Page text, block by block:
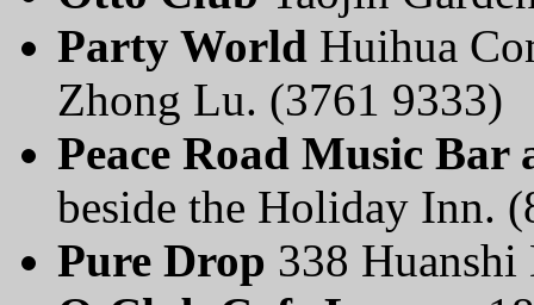
Party World Huihua
Zhong Lu. (3761 9333)
Peace Road Music Bar
beside the Holiday Inn.
Pure Drop 338